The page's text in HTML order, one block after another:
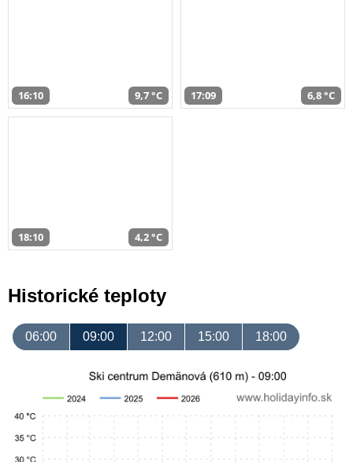
16:10 9,7 °C 17:09 6,8 °C
18:10 4,2 °C
Historické teploty
06:00 09:00 12:00 15:00 18:00